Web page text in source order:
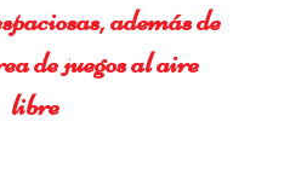
además de
de juegos al aire
libre